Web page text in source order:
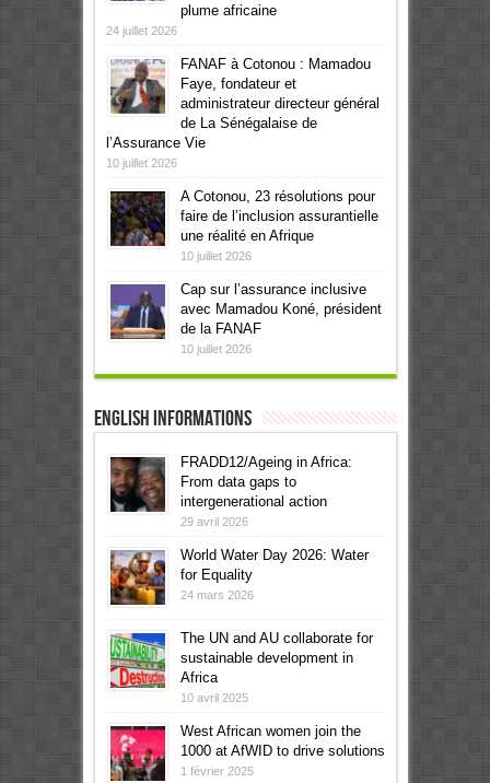
plume africaine
24 juillet 2026
FANAF à Cotonou : Mamadou
Faye, fondateur et
administrateur directeur général
de La Sénégalaise de
l’Assurance Vie
10 juillet 2026
A Cotonou, 23 résolutions pour
faire de l’inclusion assurantielle
une réalité en Afrique
10 juillet 2026
Cap sur l’assurance inclusive
avec Mamadou Koné, président
de la FANAF
10 juillet 2026
English informations
FRADD12/Ageing in Africa:
From data gaps to
intergenerational action
29 avril 2026
World Water Day 2026: Water
for Equality
24 mars 2026
The UN and AU collaborate for
sustainable development in
Africa
10 avril 2025
West African women join the
1000 at AfWID to drive solutions
1 février 2025